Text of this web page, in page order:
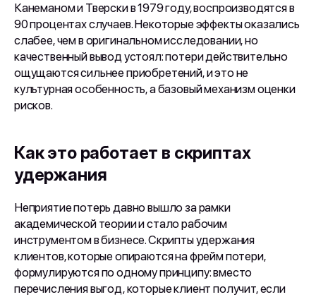
Канеманом и Тверски в 1979 году, воспроизводятся в
90 процентах случаев. Некоторые эффекты оказались
слабее, чем в оригинальном исследовании, но
качественный вывод устоял: потери действительно
ощущаются сильнее приобретений, и это не
культурная особенность, а базовый механизм оценки
рисков.
Как это работает в скриптах
удержания
Неприятие потерь давно вышло за рамки
академической теории и стало рабочим
инструментом в бизнесе. Скрипты удержания
клиентов, которые опираются на фрейм потери,
формулируются по одному принципу: вместо
перечисления выгод, которые клиент получит, если